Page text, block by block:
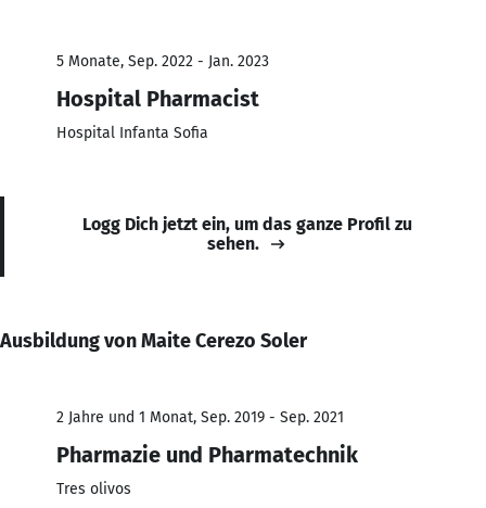
5 Monate, Sep. 2022 - Jan. 2023
Hospital Pharmacist
Hospital Infanta Sofia
Logg Dich jetzt ein, um das ganze Profil zu
sehen.
Ausbildung von Maite Cerezo Soler
2 Jahre und 1 Monat, Sep. 2019 - Sep. 2021
Pharmazie und Pharmatechnik
Tres olivos